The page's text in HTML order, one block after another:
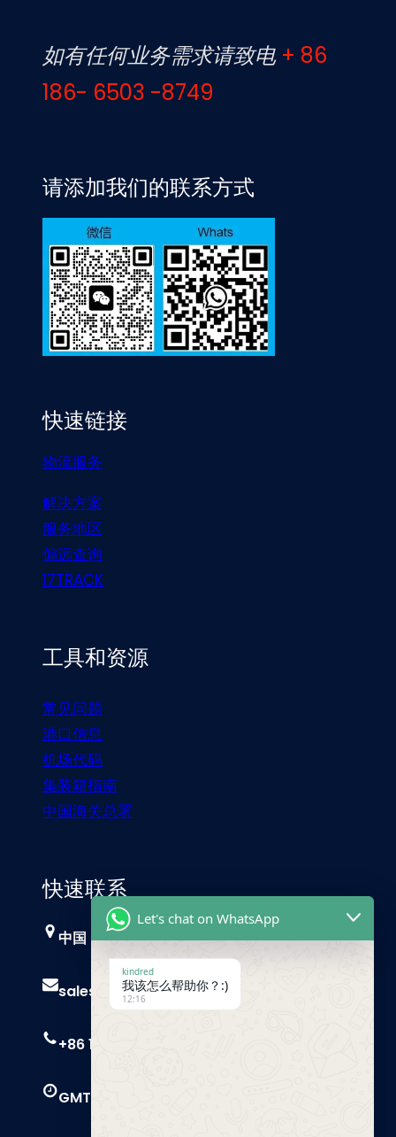
如有任何业务需求请致电 + 86
186- 6503 -8749
请添加我们的联系方式
快速链接
物流服务
解决方案
服务地区
偏远查询
17TRACK
工具和资源
常见问题
港口信息
机场代码
集装箱指南
中国海关总署
快速联系
中国，广州
sales@trust-freight.com
+86 186 6503 8749
GMT+8 9 AM – 6 PM
Let's chat on WhatsApp
kindred
我该怎么帮助你？:)
12:16